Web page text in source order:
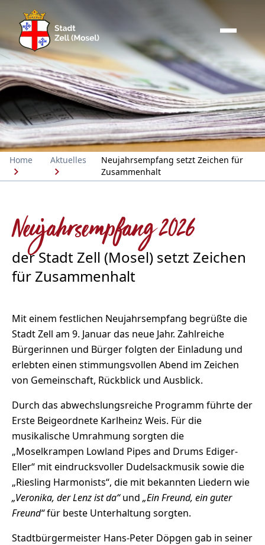
Home Aktuelles
Neujahrsempfang setzt Zeichen für
Zusammenhalt
Neujahrsempfang 2026
der Stadt Zell (Mosel) setzt Zeichen
für Zusammenhalt
Mit einem festlichen Neujahrsempfang begrüßte die
Stadt Zell am 9. Januar das neue Jahr. Zahlreiche
Bürgerinnen und Bürger folgten der Einladung und
erlebten einen stimmungsvollen Abend im Zeichen
von Gemeinschaft, Rückblick und Ausblick.
Durch das abwechslungsreiche Programm führte der
Erste Beigeordnete Karlheinz Weis. Für die
musikalische Umrahmung sorgten die
„Moselkrampen Lowland Pipes and Drums Ediger-
Eller“ mit eindrucksvoller Dudelsackmusik sowie die
„Riesling Harmonists“, die mit bekannten Liedern wie
„Veronika, der Lenz ist da“und „Ein Freund, ein guter
Freund“für beste Unterhaltung sorgten.
Stadtbürgermeister Hans-Peter Döpgen gab in seiner